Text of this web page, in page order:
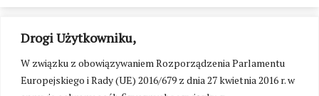
Drogi Użytkowniku,
W związku z obowiązywaniem Rozporządzenia Parlamentu
Europejskiego i Rady (UE) 2016/679 z dnia 27 kwietnia 2016 r. w